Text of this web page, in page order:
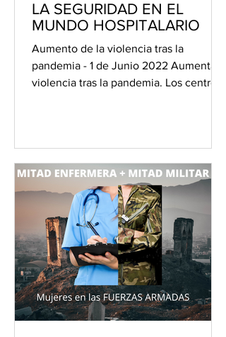
LA SEGURIDAD EN EL
MUNDO HOSPITALARIO
Aumento de la violencia tras la
pandemia - 1 de Junio 2022 Aumenta la
violencia tras la pandemia. Los centros